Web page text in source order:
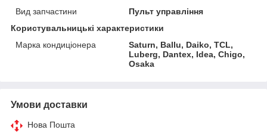
Вид запчастини
Пульт управління
Користувальницькі характеристики
Марка кондиціонера
Saturn, Ballu, Daiko, TCL,
Luberg, Dantex, Idea, Chigo,
Osaka
Умови доставки
Нова Пошта